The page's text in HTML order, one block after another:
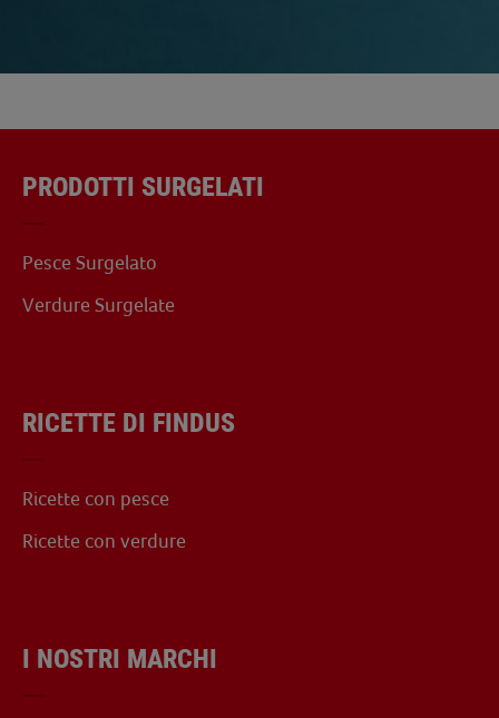
PRODOTTI SURGELATI
Pesce Surgelato
Verdure Surgelate
RICETTE DI FINDUS
Ricette con pesce
Ricette con verdure
I NOSTRI MARCHI